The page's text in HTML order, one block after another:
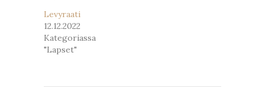
Levyraati
12.12.2022
Kategoriassa
"Lapset"